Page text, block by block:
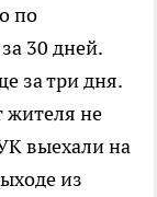
по
30 дней.
за три дня.
жителя не
выехали на
из